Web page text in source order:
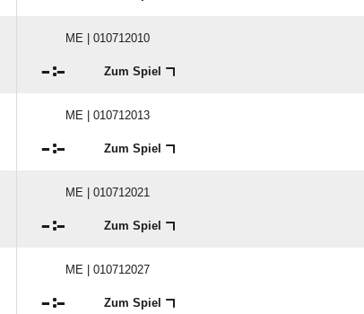
ME | 010712010
: Zum Spiel
ME | 010712013
: Zum Spiel
ME | 010712021
: Zum Spiel
ME | 010712027
: Zum Spiel